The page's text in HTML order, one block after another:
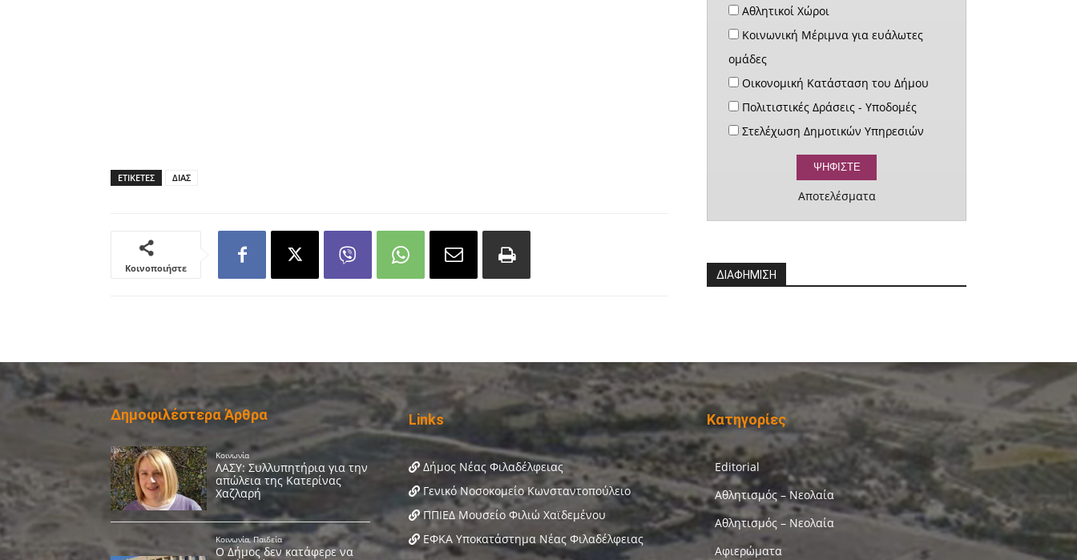
ΕΤΙΚΕΤΕΣ ΔΙΑΣ
Κοινοποιήστε
Αθλητικοί Χώροι
Κοινωνική Μέριμνα για ευάλωτες
ομάδες
Οικονομική Κατάσταση του Δήμου
Πολιτιστικές Δράσεις - Υποδομές
Στελέχωση Δημοτικών Υπηρεσιών
Αποτελέσματα
ΔΙΑΦΗΜΙΣΗ
Δημοφιλέστερα Άρθρα Links
Δήμος Νέας Φιλαδέλφειας
Γενικό Νοσοκομείο Κωνσταντοπούλειο
ΠΠΙΕΔ Μουσείο Φιλιώ Χαϊδεμένου
ΕΦΚΑ Υποκατάστημα Νέας Φιλαδέλφειας
Κατηγορίες
Editorial
Αθλητισμός – Νεολαία
Αθλητισμός – Νεολαία
Αφιερώματα